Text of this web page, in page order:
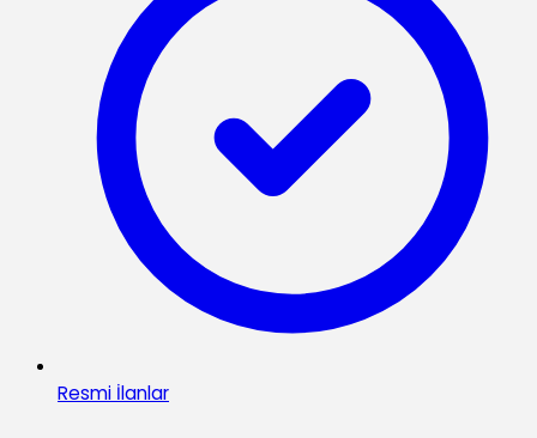
Resmi İlanlar